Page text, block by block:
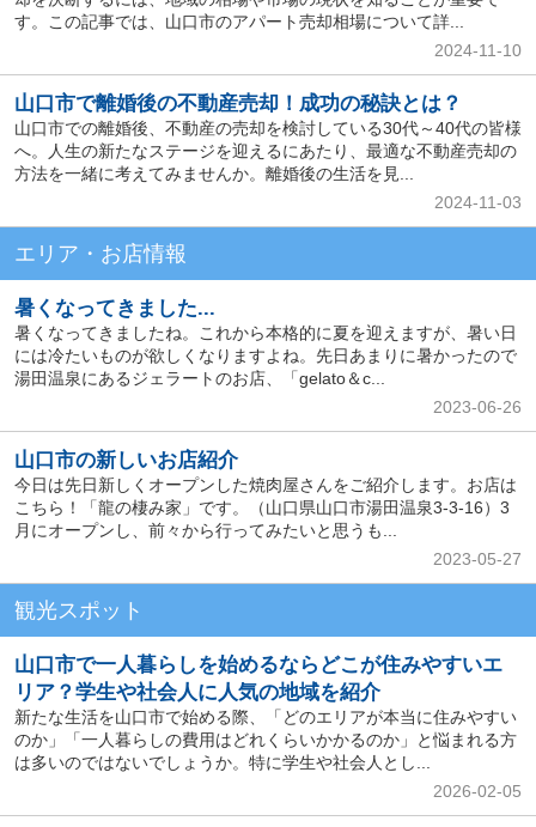
す。この記事では、山口市のアパート売却相場について詳...
2024-11-10
山口市で離婚後の不動産売却！成功の秘訣とは？
山口市での離婚後、不動産の売却を検討している30代～40代の皆様
へ。人生の新たなステージを迎えるにあたり、最適な不動産売却の
方法を一緒に考えてみませんか。離婚後の生活を見...
2024-11-03
エリア・お店情報
暑くなってきました...
暑くなってきましたね。これから本格的に夏を迎えますが、暑い日
には冷たいものが欲しくなりますよね。先日あまりに暑かったので
湯田温泉にあるジェラートのお店、「gelato＆c...
2023-06-26
山口市の新しいお店紹介
今日は先日新しくオープンした焼肉屋さんをご紹介します。お店は
こちら！「龍の棲み家」です。（山口県山口市湯田温泉3-3-16）3
月にオープンし、前々から行ってみたいと思うも...
2023-05-27
観光スポット
山口市で一人暮らしを始めるならどこが住みやすいエ
リア？学生や社会人に人気の地域を紹介
新たな生活を山口市で始める際、「どのエリアが本当に住みやすい
のか」「一人暮らしの費用はどれくらいかかるのか」と悩まれる方
は多いのではないでしょうか。特に学生や社会人とし...
2026-02-05